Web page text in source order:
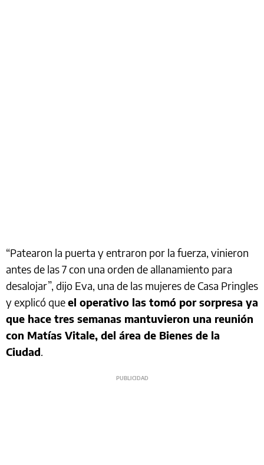
“Patearon la puerta y entraron por la fuerza, vinieron
antes de las 7 con una orden de allanamiento para
desalojar”, dijo Eva, una de las mujeres de Casa Pringles
y explicó queel operativo las tomó por sorpresa ya
que hace tres semanas mantuvieron una reunión
con Matías Vitale, del área de Bienes de la
Ciudad.